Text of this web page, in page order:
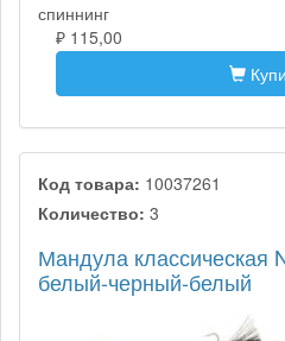
спиннинг
₽ 115,00
Код товара: 10037261
Количество: 3
Мандула классическая
белый-черный-белый